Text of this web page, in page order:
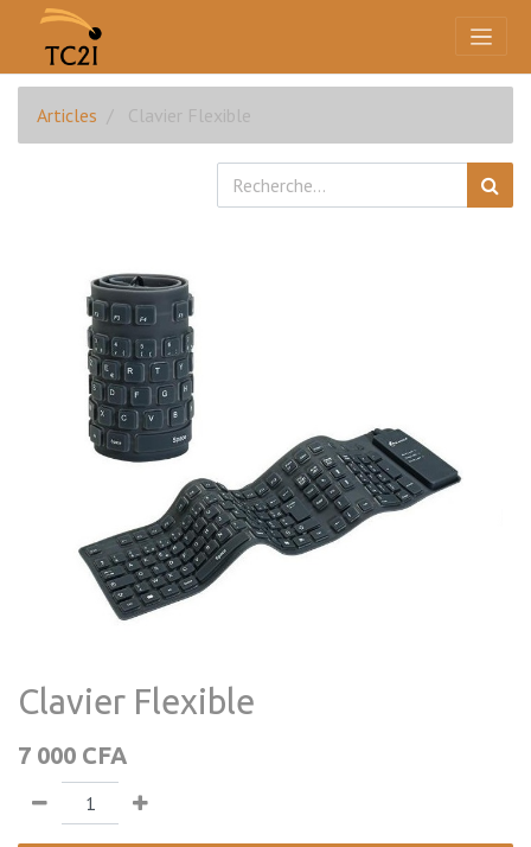
Articles Clavier Flexible
Clavier Flexible
7 000 CFA